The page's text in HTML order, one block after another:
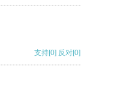
支持[0] 反对[0]